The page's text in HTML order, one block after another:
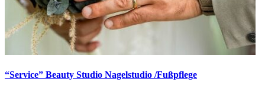
“Service” Beauty Studio Nagelstudio /Fußpflege